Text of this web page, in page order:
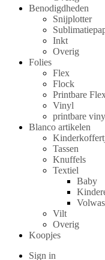
Benodigdheden
Snijplotter
Inkt
Overig
Folies
Flex
Flock
Printbare
Vinyl
printbare
Blanco artikelen
Tassen
Knuffels
Textiel
Baby
Vilt
Overig
Koopjes
Sign in